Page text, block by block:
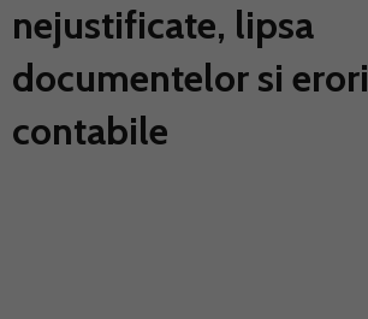
nejustificate, lipsa
documentelor si erori
contabile